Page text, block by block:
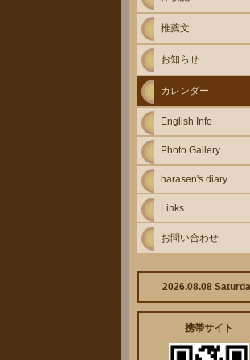
推薦文
お知らせ
カレンダー
English Info
Photo Gallery
harasen's diary
Links
お問い合わせ
2026.08.08
携帯サイト